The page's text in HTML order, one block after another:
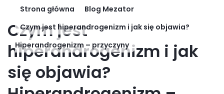
Strona główna
Blog Mezator
Czym jest hiperandrogenizm i jak się objawia?
Hiperandrogenizm – przyczyny
Czym jest
hiperandrogenizm i jak
się objawia?